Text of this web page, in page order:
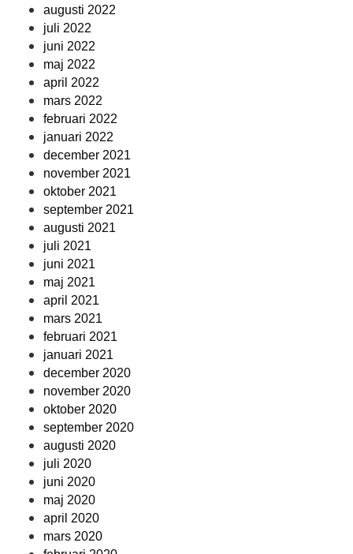
augusti 2022
juli 2022
juni 2022
maj 2022
april 2022
mars 2022
februari 2022
januari 2022
december 2021
november 2021
oktober 2021
september 2021
augusti 2021
juli 2021
juni 2021
maj 2021
april 2021
mars 2021
februari 2021
januari 2021
december 2020
november 2020
oktober 2020
september 2020
augusti 2020
juli 2020
juni 2020
maj 2020
april 2020
mars 2020